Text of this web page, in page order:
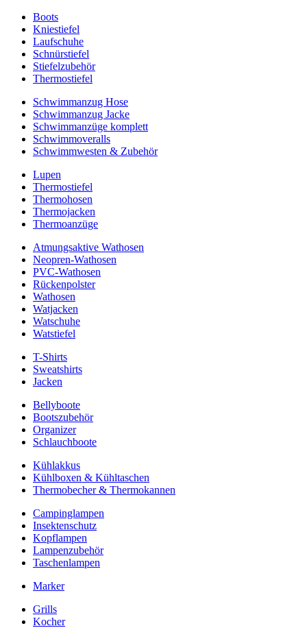
Boots
Kniestiefel
Laufschuhe
Schnürstiefel
Stiefelzubehör
Thermostiefel
Schwimmanzug Hose
Schwimmanzug Jacke
Schwimmanzüge komplett
Schwimmoveralls
Schwimmwesten & Zubehör
Lupen
Thermostiefel
Thermohosen
Thermojacken
Thermoanzüge
Atmungsaktive Wathosen
Neopren-Wathosen
PVC-Wathosen
Rückenpolster
Wathosen
Watjacken
Watschuhe
Watstiefel
T-Shirts
Sweatshirts
Jacken
Bellyboote
Bootszubehör
Organizer
Schlauchboote
Kühlakkus
Kühlboxen & Kühltaschen
Thermobecher & Thermokannen
Campinglampen
Insektenschutz
Kopflampen
Lampenzubehör
Taschenlampen
Marker
Grills
Kocher